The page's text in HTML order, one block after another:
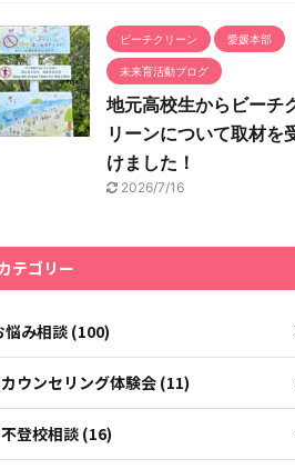
ビーチクリーン 愛媛本部
未来育活動ブログ
地元高校生からビーチ
リーンについて取材を
けました！
2026/7/16
テゴリー
悩み相談 (100)
カウンセリング体験会 (11)
不登校相談 (16)